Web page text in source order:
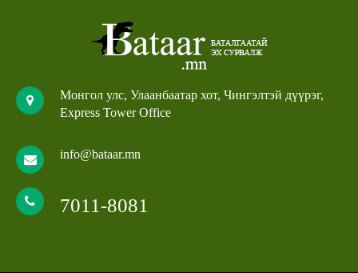
Монгол улс, Улаанбаатар хот, Чингэлтэй дүүрэг,
Express Tower Office
info@bataar.mn
7011-8081